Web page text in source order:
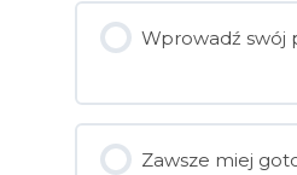
Wprowadź swój
Zawsze miej